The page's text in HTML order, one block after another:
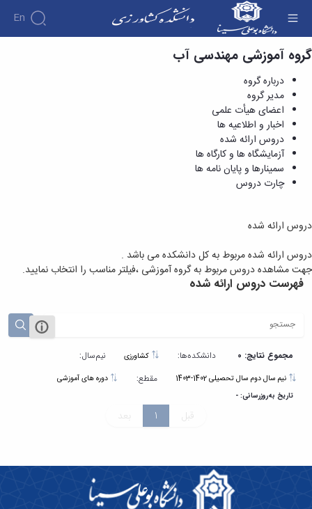
En
دروس ارائه شده - دانشکده کشاورزی
گروه آموزشی مهندسی آب
درباره گروه
مدیر گروه
اعضای هیأت علمی
اخبار و اطلاعیه ها
دروس ارائه شده
آزمایشگاه ها و کارگاه ها
سمینارها و پایان نامه ها
چارت دروس
دروس ارائه شده
دروس ارائه شده مربوط به کل دانشکده می باشد .
جهت مشاهده دروس مربوط به گروه آموزشی ،فیلتر مناسب را انتخاب نمایید.
فهرست دروس ارائه شده
مجموع نتایج: 0 دانشکده‌ها: نیم‌سال:
مقطع: دوره های آموزشی
تاریخ به‌روزرسانی: -
قبل 1 بعد